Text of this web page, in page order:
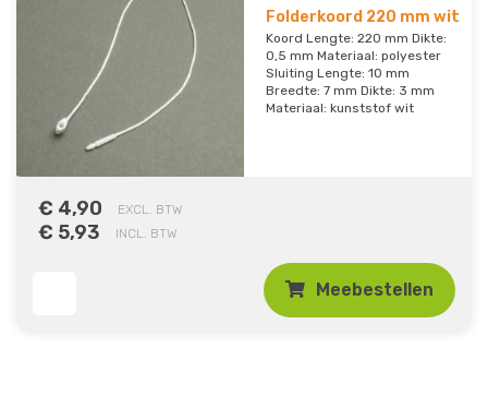
Folderkoord 220 mm wit
Koord Lengte: 220 mm Dikte:
0,5 mm Materiaal: polyester
Sluiting Lengte: 10 mm
Breedte: 7 mm Dikte: 3 mm
Materiaal: kunststof wit
€ 4,90 EXCL. BTW
€ 5,93 INCL. BTW
Meebestellen